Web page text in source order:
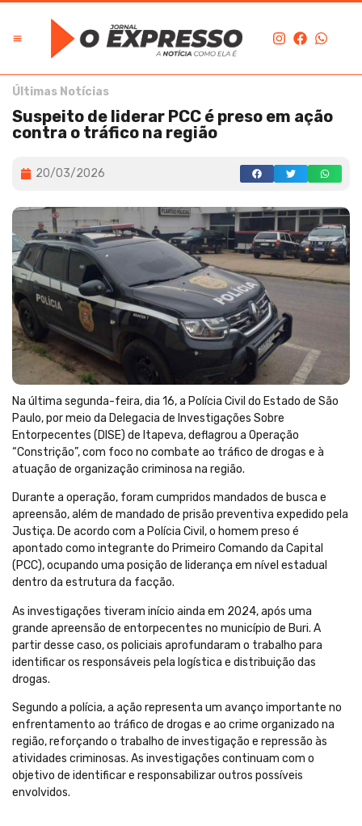
Últimas Notícias
Suspeito de liderar PCC é preso em ação
contra o tráfico na região
20/03/2026
Na última segunda-feira, dia 16, a Polícia Civil do Estado de São
Paulo, por meio da Delegacia de Investigações Sobre
Entorpecentes (DISE) de Itapeva, deflagrou a Operação
“Constrição”, com foco no combate ao tráfico de drogas e à
atuação de organização criminosa na região.
Durante a operação, foram cumpridos mandados de busca e
apreensão, além de mandado de prisão preventiva expedido pela
Justiça. De acordo com a Polícia Civil, o homem preso é
apontado como integrante do Primeiro Comando da Capital
(PCC), ocupando uma posição de liderança em nível estadual
dentro da estrutura da facção.
As investigações tiveram início ainda em 2024, após uma
grande apreensão de entorpecentes no município de Buri. A
partir desse caso, os policiais aprofundaram o trabalho para
identificar os responsáveis pela logística e distribuição das
drogas.
Segundo a polícia, a ação representa um avanço importante no
enfrentamento ao tráfico de drogas e ao crime organizado na
região, reforçando o trabalho de investigação e repressão às
atividades criminosas. As investigações continuam com o
objetivo de identificar e responsabilizar outros possíveis
envolvidos.